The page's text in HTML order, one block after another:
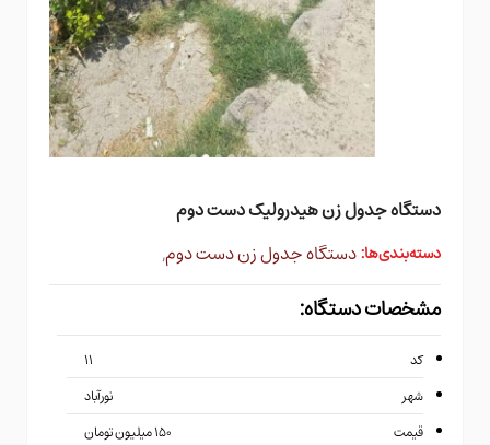
دستگاه جدول زن هیدرولیک دست دوم
دسته‌بندی‌ها:دستگاه جدول زن دست دوم,
مشخصات دستگاه:
کد
۱۱
شهر
نورآباد
قیمت
۱۵۰ میلیون تومان